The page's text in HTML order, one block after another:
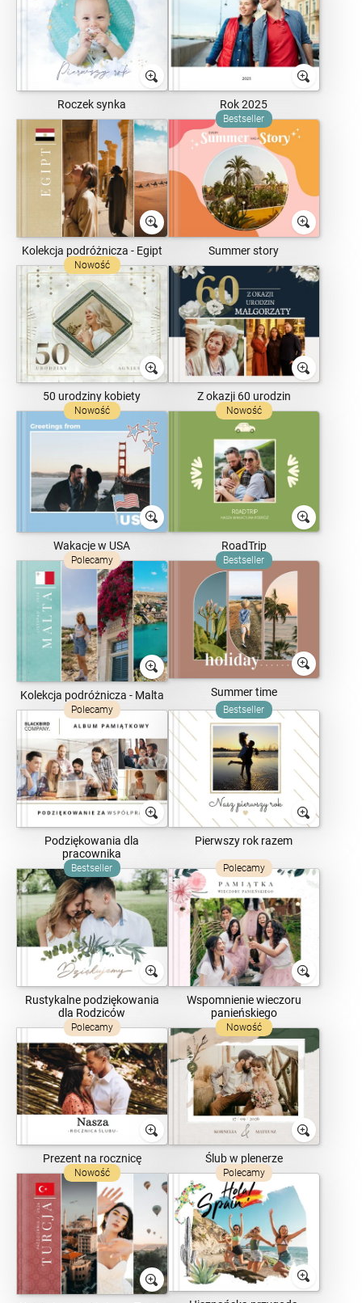
Roczek synka Rok 2025
Kolekcja podróżnicza - Egipt
Bestseller
Summer story
Nowość
50 urodziny kobiety Z okazji 60 urodzin
Nowość
Wakacje w USA
Nowość
RoadTrip
Polecamy
Kolekcja podróżnicza - Malta
Bestseller
Summer time
Polecamy
Podziękowania dla
pracownika
Bestseller
Pierwszy rok razem
Bestseller
Rustykalne podziękowania
dla Rodziców
Polecamy
Wspomnienie wieczoru
panieńskiego
Polecamy
Prezent na rocznicę
Nowość
Ślub w plenerze
Nowość Polecamy